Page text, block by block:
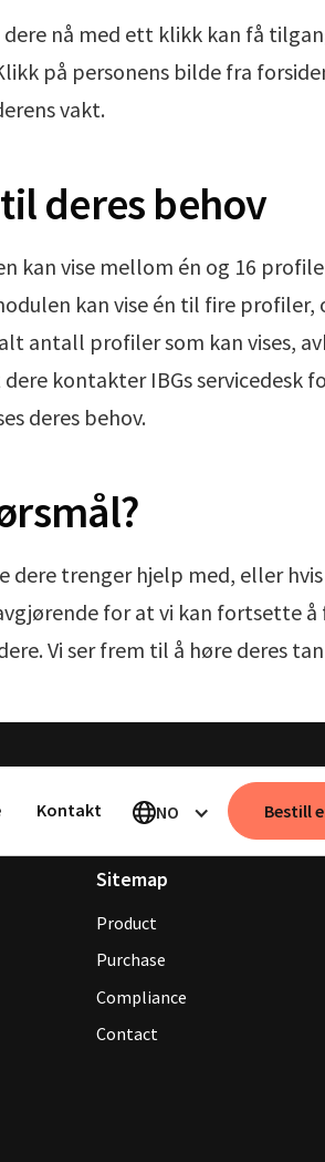
nå med ett klikk kan få
på personens bilde fra
vakt.
deres behov
kan vise mellom én og 16
kan vise én til fire profiler,
antall profiler som kan vises,
kontakter IBGs servicedesk
deres behov.
dere trenger hjelp med, eller
for at vi kan fortsette å
Vi ser frem til å høre deres
Kontakt NO Bestill
Sitemap
Product
Purchase
Compliance
Contact